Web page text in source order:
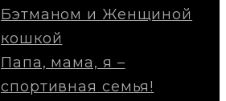
Бэтманом и Женщиной
кошкой
Папа, мама, я –
спортивная семья!